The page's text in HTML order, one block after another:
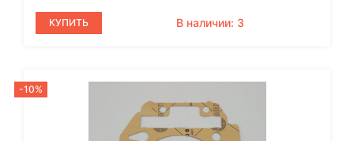
КУПИТЬ В наличии: 3
-10%